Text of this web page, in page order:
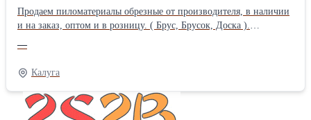
стоимость можно узнать по телефону или в магазине на
Складской, 6. Как к нам проехать - в любой поисковик -
Тепличный центр Абакан.
Продаем пиломатериалы обрезные от производителя, в наличии
и на заказ, оптом и в розницу. ( Брус, Брусок, Доска ).
ул.Зерновая,10а., въезд на промбазу. тел. 8-977-495-34-54-
—
Калуга